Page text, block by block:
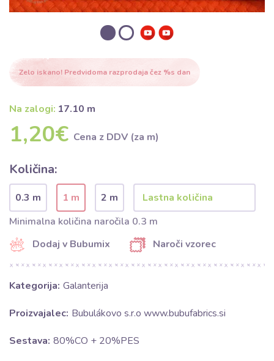
Zelo iskano! Predvidoma razprodaja čez %s dan
Na zalogi: 17.10 m
1,20€ Cena z DDV (za m)
Količina:
0.3 m 1 m
2 m
Minimalna količina naročila 0.3 m
Dodaj v Bubumix
Naroči vzorec
Kategorija: Galanterija
Proizvajalec: Bubulákovo s.r.o www.bubufabrics.si
Sestava: 80%CO + 20%PES